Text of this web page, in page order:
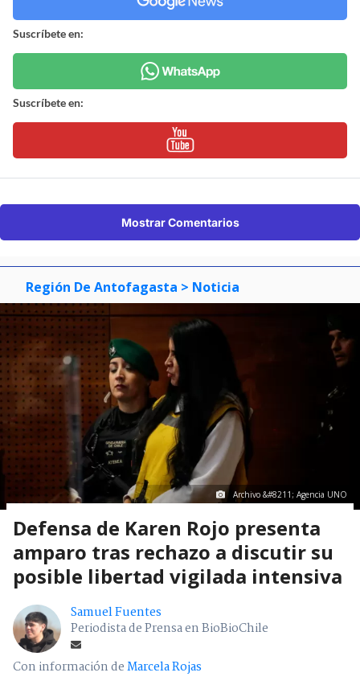
Suscríbete en:
Suscríbete en:
Mostrar Comentarios
Región De Antofagasta > Noticia
Archivo &#8211; Agencia UNO
Defensa de Karen Rojo presenta
amparo tras rechazo a discutir su
posible libertad vigilada intensiva
Samuel Fuentes
Periodista de Prensa en BioBioChile
Con información deMarcela Rojas